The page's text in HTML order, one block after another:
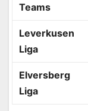
Teams
Leverkusen
Liga
Elversberg
Liga